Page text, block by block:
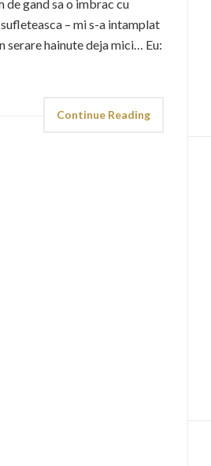
de gand sa o imbrac cu
– mi s-a intamplat
serare hainute deja mici… Eu:
Continue Reading